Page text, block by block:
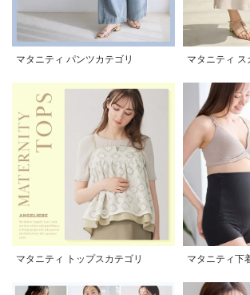
マタニティ パンツカテゴリ マタニティ ス
マタニティ トップスカテゴリ マタニティ下